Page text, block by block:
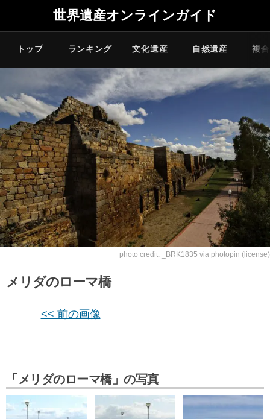
世界遺産オンラインガイド
トップ ランキング 文化遺産 自然遺産 複
photo credit: _BRK1835 via photopin (license)
メリダのローマ橋
<< 前の画像
「メリダのローマ橋」の写真